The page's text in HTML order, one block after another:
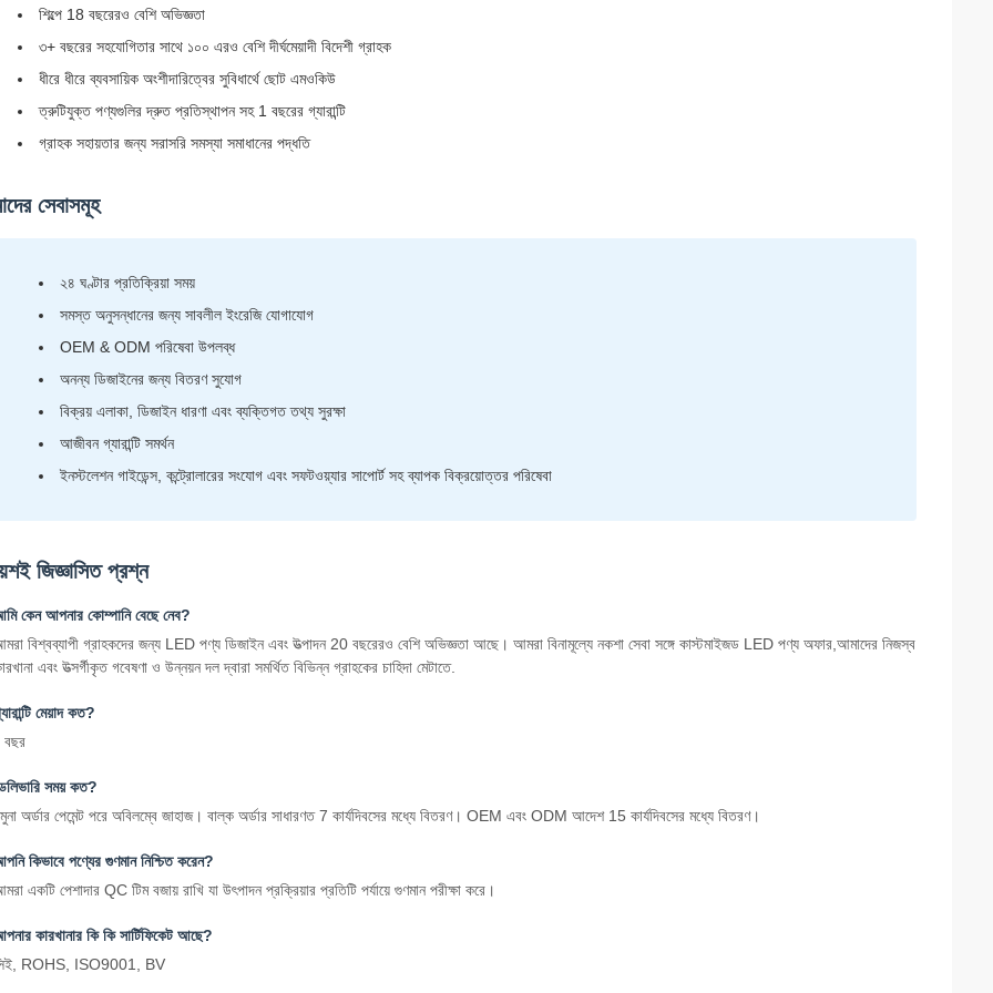
শিল্পে 18 বছরেরও বেশি অভিজ্ঞতা
৩+ বছরের সহযোগিতার সাথে ১০০ এরও বেশি দীর্ঘমেয়াদী বিদেশী গ্রাহক
ধীরে ধীরে ব্যবসায়িক অংশীদারিত্বের সুবিধার্থে ছোট এমওকিউ
ত্রুটিযুক্ত পণ্যগুলির দ্রুত প্রতিস্থাপন সহ 1 বছরের গ্যারান্টি
গ্রাহক সহায়তার জন্য সরাসরি সমস্যা সমাধানের পদ্ধতি
সেবাসমূহ
২৪ ঘণ্টার প্রতিক্রিয়া সময়
সমস্ত অনুসন্ধানের জন্য সাবলীল ইংরেজি যোগাযোগ
OEM & ODM পরিষেবা উপলব্ধ
অনন্য ডিজাইনের জন্য বিতরণ সুযোগ
বিক্রয় এলাকা, ডিজাইন ধারণা এবং ব্যক্তিগত তথ্য সুরক্ষা
আজীবন গ্যারান্টি সমর্থন
ইনস্টলেশন গাইডেন্স, কন্ট্রোলারের সংযোগ এবং সফটওয়্যার সাপোর্ট সহ ব্যাপক বিক্রয়োত্তর পরিষেবা
জিজ্ঞাসিত প্রশ্ন
কেন আপনার কোম্পানি বেছে নেব?
বিশ্বব্যাপী গ্রাহকদের জন্য LED পণ্য ডিজাইন এবং উত্পাদন 20 বছরেরও বেশি অভিজ্ঞতা আছে। আমরা বিনামূল্যে নকশা সেবা সঙ্গে কাস্টমাইজড LED পণ্য অফার,আমাদের নিজস্ব
এবং উত্সর্গীকৃত গবেষণা ও উন্নয়ন দল দ্বারা সমর্থিত বিভিন্ন গ্রাহকের চাহিদা মেটাতে.
মেয়াদ কত?
বছর
সময় কত?
অর্ডার পেমেন্ট পরে অবিলম্বে জাহাজ। বাল্ক অর্ডার সাধারণত 7 কার্যদিবসের মধ্যে বিতরণ। OEM এবং ODM আদেশ 15 কার্যদিবসের মধ্যে বিতরণ।
কিভাবে পণ্যের গুণমান নিশ্চিত করেন?
একটি পেশাদার QC টিম বজায় রাখি যা উৎপাদন প্রক্রিয়ার প্রতিটি পর্যায়ে গুণমান পরীক্ষা করে।
কারখানার কি কি সার্টিফিকেট আছে?
ROHS, ISO9001, BV